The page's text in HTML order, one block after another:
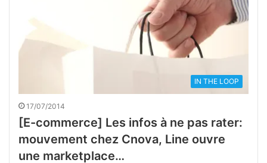
IN THE LOOP
17/07/2014
[E-commerce] Les infos à ne pas rater:
mouvement chez Cnova, Line ouvre
une marketplace…